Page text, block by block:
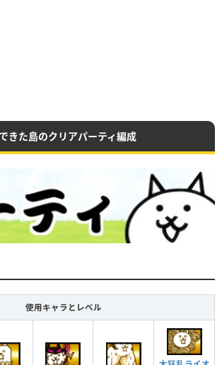
きた島のクリアパーティ編成
使用キャラとレベル